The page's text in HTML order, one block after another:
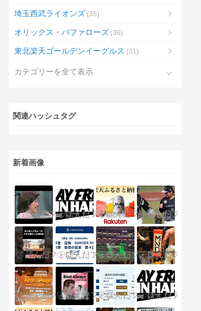
埼玉西武ライオンズ 35
オリックス・バファローズ 36
東北楽天ゴールデンイーグルス 31
カテゴリーを全て表示
関連ハッシュタグ
新着画像